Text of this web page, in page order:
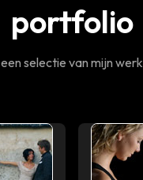
portfolio
een selectie van mijn werk